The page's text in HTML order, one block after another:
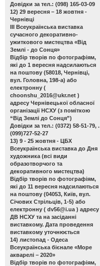
Довідки за тел.: (098) 165-03-09
12) 29 вересня – 18 жовтня -
Чернівці
ІІІ Всеукраїнська виставка
сучасного декоративно-
ужиткового мистецтва «Від
Землі - до Сонця»
Відбір творів по фотографіям,
які до 1 вересня надсилаються
на поштову (58018, Чернівці,
вул. Головна, 198-а) або
електронну (
choonshu_2016@ukr.net )
адресу Чернівецької обласної
організації НСХУ (з поміткою
“Від Землі до Сонця”)
Довідки за тел.: (0372) 58-51-79, .
(099)727-52-27
13) 9 - 25 жовтня - ЦБХ
Всеукраїнська виставка до Дня
художника (всі види
образотворчого та
декоративного мистецтва)
Відбір творів по фотографіям,
які до 11 вересня надсилаються
на поштову (04053, Київ, вул.
Січових Стрільців, 1-5) або
електронну ( dv56@i.ua ) адресу
ДВ НСХУ та на засіданні
виставкому. Дата проведення
виставкому уточнюється
14) листопад - Одеса
Всеукраїнська бієнале «Море
акварелі – 2020»
Відбір творів по фотографіям,